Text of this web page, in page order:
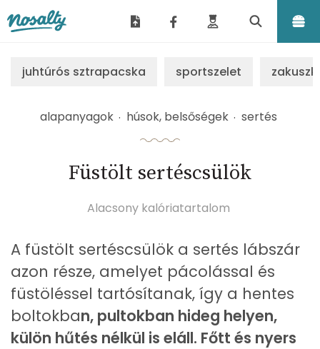
juhtúrós sztrapacska sportszelet
alapanyagok húsok, belsőségek sertés
Füstölt sertéscsülök
Alacsony kalóriatartalom
A füstölt sertéscsülök a sertés lábszár
azon része, amelyet pácolással és
füstöléssel tartósítanak, így a hentes
boltokban, pultokban hideg helyen,
külön hűtés nélkül is eláll. Főtt és nyers